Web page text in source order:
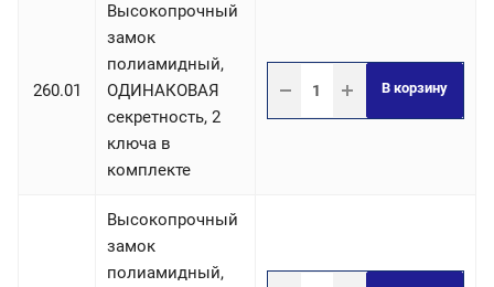
260.01
Высокопрочный
замок
полиамидный,
ОДИНАКОВАЯ
секретность, 2
ключа в
комплекте
В корзину
Высокопрочный
замок
полиамидный,